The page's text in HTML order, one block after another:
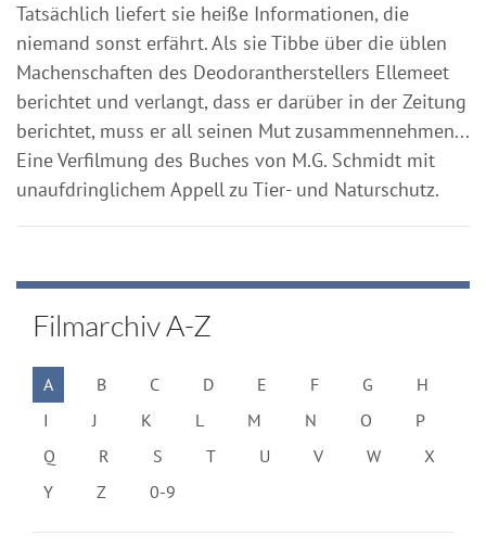
Tatsächlich liefert sie heiße Informationen, die
niemand sonst erfährt. Als sie Tibbe über die üblen
Machenschaften des Deodorantherstellers Ellemeet
berichtet und verlangt, dass er darüber in der Zeitung
berichtet, muss er all seinen Mut zusammennehmen...
Eine Verfilmung des Buches von M.G. Schmidt mit
unaufdringlichem Appell zu Tier- und Naturschutz.
Filmarchiv A-Z
A B C D E F G
H
I
J K L M N O
P
Q
R S T U V W
X
Y
Z 0-9